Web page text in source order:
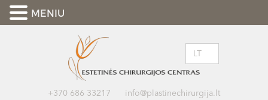
+370 686 33217 info@plastinechirurgija.lt
LT
MENIU